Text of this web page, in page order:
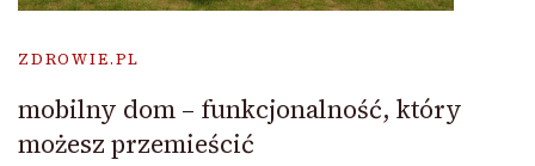
ZDROWIE.PL
mobilny dom – funkcjonalność, który
możesz przemieścić